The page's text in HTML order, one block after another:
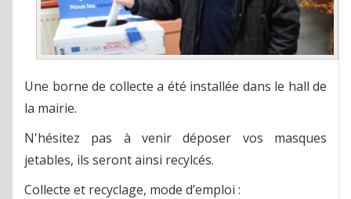
Une borne de collecte a été installée dans le hall de
la mairie.
N'hésitez pas à venir déposer vos masques
jetables, ils seront ainsi recylcés.
Collecte et recyclage, mode d’emploi :